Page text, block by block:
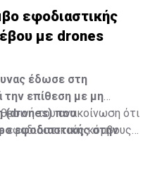
εφοδιαστικής
με drones
έδωσε στη
την επίθεση με μη
(drones) που
εφοδιαστικής στην
του ανακοίνωση ότι
κόμβους